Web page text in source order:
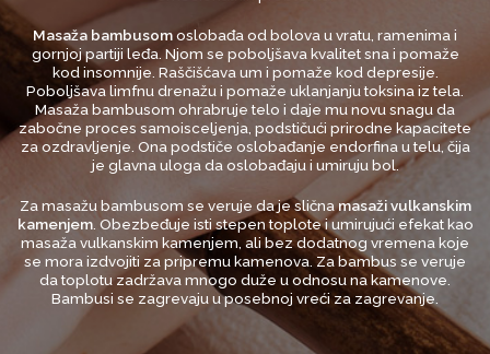
Masaža bambusomoslobađa od bolova u vratu, ramenima i
gornjoj partiji leđa. Njom se poboljšava kvalitet sna i pomaže
kod insomnije. Raščišćava um i pomaže kod depresije.
Poboljšava limfnu drenažu i pomaže uklanjanju toksina iz tela.
Masaža bambusom ohrabruje telo i daje mu novu snagu da
zabočne proces samoisceljenja, podstičući prirodne kapacitete
za ozdravljenje. Ona podstiče oslobađanje endorfina u telu, čija
je glavna uloga da oslobađaju i umiruju bol.
Za masažu bambusom se veruje da je sličnamasaži vulkanskim
kamenjem. Obezbeđuje isti stepen toplote i umirujući efekat kao
masaža vulkanskim kamenjem, ali bez dodatnog vremena koje
se mora izdvojiti za pripremu kamenova. Za bambus se veruje
da toplotu zadržava mnogo duže u odnosu na kamenove.
Bambusi se zagrevaju u posebnoj vreći za zagrevanje.